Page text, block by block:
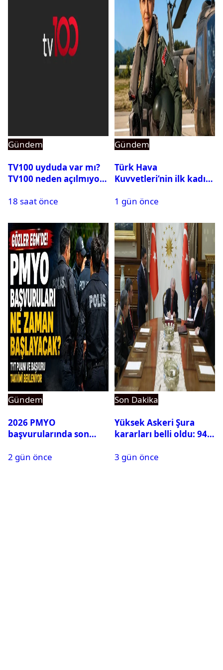
Gündem
TV100 uyduda var mı?
TV100 neden açılmıyor?
18 saat önce
Gündem
Türk Hava
Kuvvetleri’nin ilk kadın
Karapınar hakkında
ortaya çıktı
1 gün önce
Gündem
2026 PMYO
başvurularında son
2 gün önce
Son Dakika
Yüksek Askeri Şura
kararları belli oldu: 94
3 gün önce